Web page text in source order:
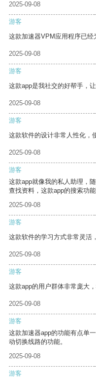
2025-09-08
游客
这款加速器VPM应用程序已经
2025-09-08
游客
这款app是我社交的好帮手，
2025-09-08
游客
这款软件的设计非常人性化，
2025-09-08
游客
这款app就像我的私人助理，
查找资料，这款app的搜索功
2025-09-08
游客
这款软件的学习方式非常灵活
2025-09-08
游客
这款app的用户群体非常庞大
2025-09-08
游客
这款加速器app的功能有点单
动切换线路的功能。
2025-09-08
游客